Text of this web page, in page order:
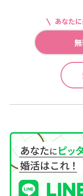
あなた